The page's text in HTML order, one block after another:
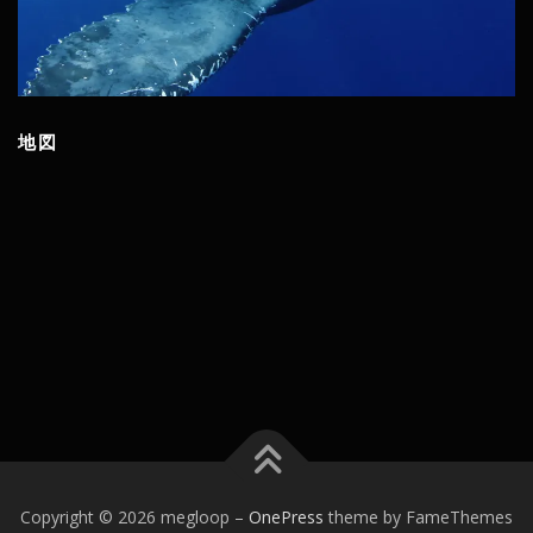
地図
Copyright © 2026 megloop – OnePress theme by FameThemes